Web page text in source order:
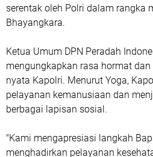
serentak oleh Polri dalam rangka
Bhayangkara.
Ketua Umum DPN Peradah
mengungkapkan rasa hormat
nyata Kapolri. Menurut Yoga,
pelayanan kemanusiaan dan
berbagai lapisan sosial.
"Kami mengapresiasi langkah
menghadirkan pelayanan